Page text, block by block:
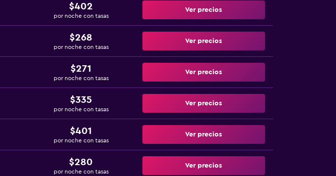
$402
por noche con tasas
Ver precios
$268
por noche con tasas
Ver precios
$271
por noche con tasas
Ver precios
$335
por noche con tasas
Ver precios
$401
por noche con tasas
Ver precios
$280
por noche con tasas
Ver precios